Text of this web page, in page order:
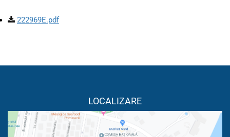
222969E.pdf
LOCALIZARE